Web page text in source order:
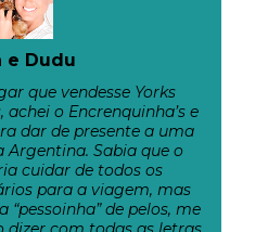
e Dudu
que vendesse Yorks
achei o Encrenquinha’s e
dar de presente a uma
Sabia que o
cuidar de todos os
para a viagem, mas
de pelos, me